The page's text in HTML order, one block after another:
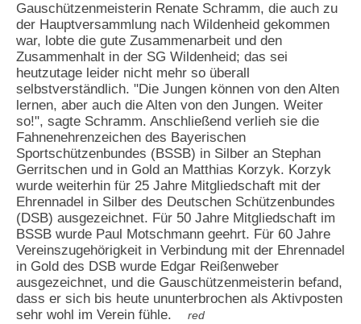
Gauschützenmeisterin Renate Schramm, die auch zu
der Hauptversammlung nach Wildenheid gekommen
war, lobte die gute Zusammenarbeit und den
Zusammenhalt in der SG Wildenheid; das sei
heutzutage leider nicht mehr so überall
selbstverständlich. "Die Jungen können von den Alten
lernen, aber auch die Alten von den Jungen. Weiter
so!", sagte Schramm. Anschließend verlieh sie die
Fahnenehrenzeichen des Bayerischen
Sportschützenbundes (BSSB) in Silber an Stephan
Gerritschen und in Gold an Matthias Korzyk. Korzyk
wurde weiterhin für 25 Jahre Mitgliedschaft mit der
Ehrennadel in Silber des Deutschen Schützenbundes
(DSB) ausgezeichnet. Für 50 Jahre Mitgliedschaft im
BSSB wurde Paul Motschmann geehrt. Für 60 Jahre
Vereinszugehörigkeit in Verbindung mit der Ehrennadel
in Gold des DSB wurde Edgar Reißenweber
ausgezeichnet, und die Gauschützenmeisterin befand,
dass er sich bis heute ununterbrochen als Aktivposten
sehr wohl im Verein fühle. red